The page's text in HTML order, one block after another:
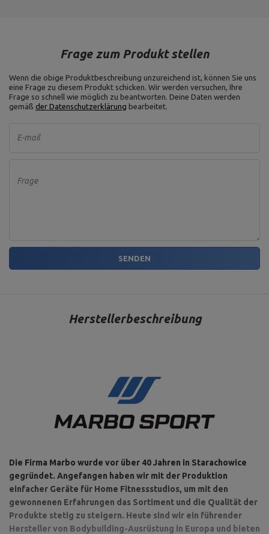
Frage zum Produkt stellen
Wenn die obige Produktbeschreibung unzureichend ist, können Sie uns
eine Frage zu diesem Produkt schicken. Wir werden versuchen, Ihre
Frage so schnell wie möglich zu beantworten. Deine Daten werden
gemäß der Datenschutzerklärung bearbeitet.
E-mail
Frage
SENDEN
Herstellerbeschreibung
Die Firma Marbo wurde vor über 40 Jahren in Starachowice
gegründet. Angefangen haben wir mit der Produktion
einfacher Geräte für Home Fitnessstudios, um mit den
gewonnenen Erfahrungen das Sortiment und die Qualität der
Produkte stetig zu steigern. Heute sind wir ein führender
Hersteller von Bodybuilding-Ausrüstung in Europa und bieten